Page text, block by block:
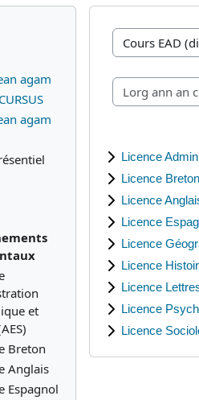
Licence
Licence Breton
Licence
Licence
Licence
Licence
Licence
Licence
Licence
agam
agam
et
Breton
Anglais
Espagnol